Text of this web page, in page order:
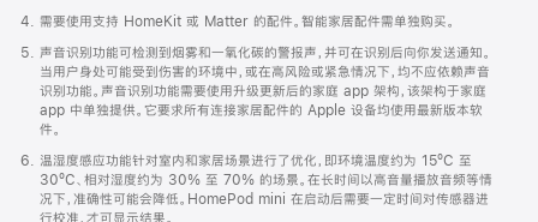
需要使用支持 HomeKit 或 Matter 的配件。智能家居配件需单独购买。
声音识别功能可检测到烟雾和一氧化碳的警报声，并可在识别后向你发送通知。
当用户身处可能受到伤害的环境中，或在高风险或紧急情况下，均不应依赖声音
识别功能。声音识别功能需要使用升级更新后的家庭 app 架构，该架构于家庭
app 中单独提供。它要求所有连接家居配件的 Apple 设备均使用最新版本软
件。
温湿度感应功能针对室内和家居场景进行了优化，即环境温度约为 15ºC 至
30ºC、相对湿度约为 30% 至 70% 的场景。在长时间以高音量播放音频等情
况下，准确性可能会降低。HomePod mini 在启动后需要一定时间对传感器进
行校准，才可显示结果。